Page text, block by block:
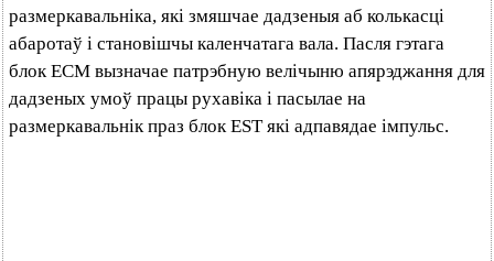
размеркавальніка, які змяшчае дадзеныя аб колькасці
абаротаў і становішчы каленчатага вала. Пасля гэтага
блок ЕСМ вызначае патрэбную велічыню апярэджання для
дадзеных умоў працы рухавіка і пасылае на
размеркавальнік праз блок EST які адпавядае імпульс.